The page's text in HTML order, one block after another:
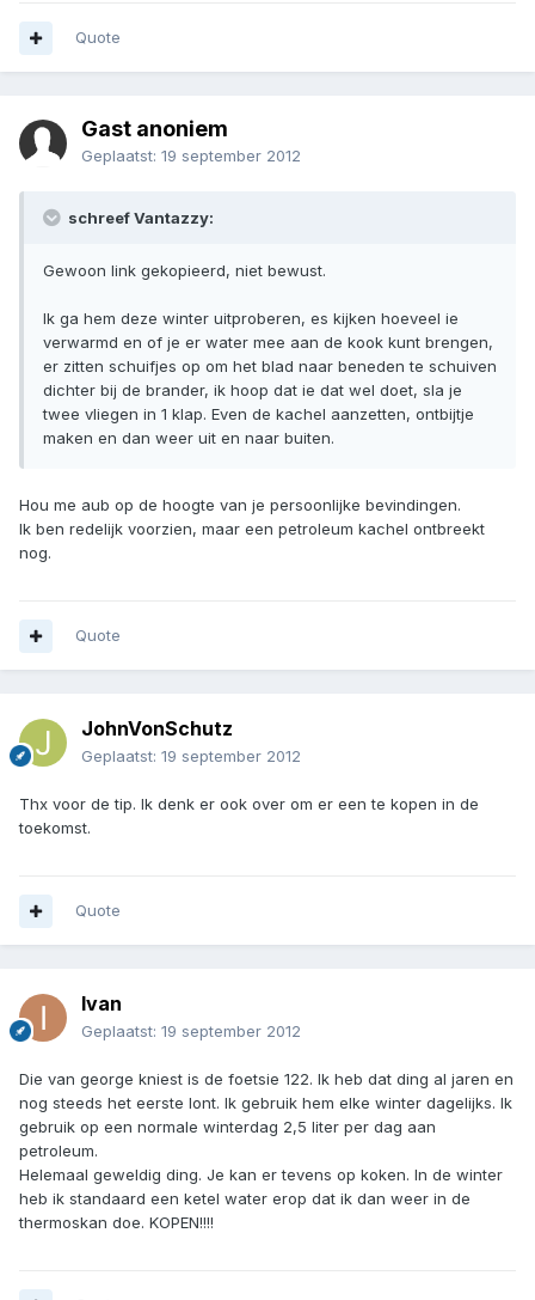
Quote
Gast anoniem
Geplaatst: 19 september 2012
schreef Vantazzy:
Gewoon link gekopieerd, niet bewust.
Ik ga hem deze winter uitproberen, es kijken hoeveel ie
verwarmd en of je er water mee aan de kook kunt brengen,
er zitten schuifjes op om het blad naar beneden te schuiven
dichter bij de brander, ik hoop dat ie dat wel doet, sla je
twee vliegen in 1 klap. Even de kachel aanzetten, ontbijtje
maken en dan weer uit en naar buiten.
Hou me aub op de hoogte van je persoonlijke bevindingen.
Ik ben redelijk voorzien, maar een petroleum kachel ontbreekt
nog.
Quote
JohnVonSchutz
Geplaatst: 19 september 2012
Thx voor de tip. Ik denk er ook over om er een te kopen in de
toekomst.
Quote
Ivan
Geplaatst: 19 september 2012
Die van george kniest is de foetsie 122. Ik heb dat ding al jaren en
nog steeds het eerste lont. Ik gebruik hem elke winter dagelijks. Ik
gebruik op een normale winterdag 2,5 liter per dag aan
petroleum.
Helemaal geweldig ding. Je kan er tevens op koken. In de winter
heb ik standaard een ketel water erop dat ik dan weer in de
thermoskan doe. KOPEN!!!!